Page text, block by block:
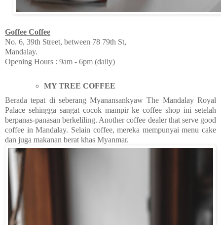
Goffee Coffee
No. 6, 39th Street, between 78 79th St,
Mandalay.
Opening Hours : 9am - 6pm (daily)
MY TREE COFFEE
Berada tepat di seberang Myanansankyaw The Mandalay Royal
Palace sehingga sangat cocok mampir ke coffee shop ini setelah
berpanas-panasan berkeliling. Another coffee dealer that serve good
coffee in Mandalay. Selain coffee, mereka mempunyai menu cake
dan juga makanan berat khas Myanmar.